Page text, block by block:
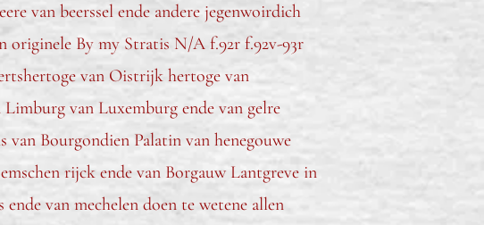
van beerssel ende andere jegenwoirdich
originele By my Stratis N/A f.92r f.92v-93r
van Oistrijk hertoge van
van Luxemburg ende van gelre
Bourgondien Palatin van henegouwe
rijck ende van Borgauw Lantgreve in
van mechelen doen te wetene allen